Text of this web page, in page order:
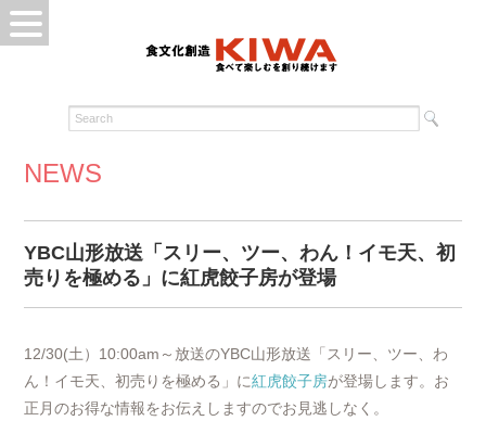
NEWS
YBC山形放送「スリー、ツー、わん！イモ天、初
売りを極める」に紅虎餃子房が登場
12/30(土）10:00am～放送のYBC山形放送「スリー、ツー、わ
ん！イモ天、初売りを極める」に紅虎餃子房が登場します。お
正月のお得な情報をお伝えしますのでお見逃しなく。